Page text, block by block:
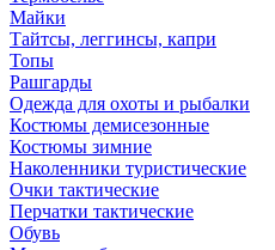
Майки
Тайтсы, леггинсы, капри
Топы
Рашгарды
Одежда для охоты и рыбалки
Костюмы демисезонные
Костюмы зимние
Наколенники туристические
Очки тактические
Перчатки тактические
Обувь